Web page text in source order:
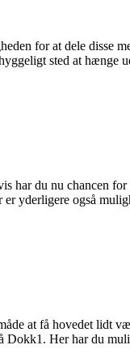
for at dele disse
sted at hænge
har du nu chancen for
yderligere også
at få hovedet lidt
Dokk1. Her har du